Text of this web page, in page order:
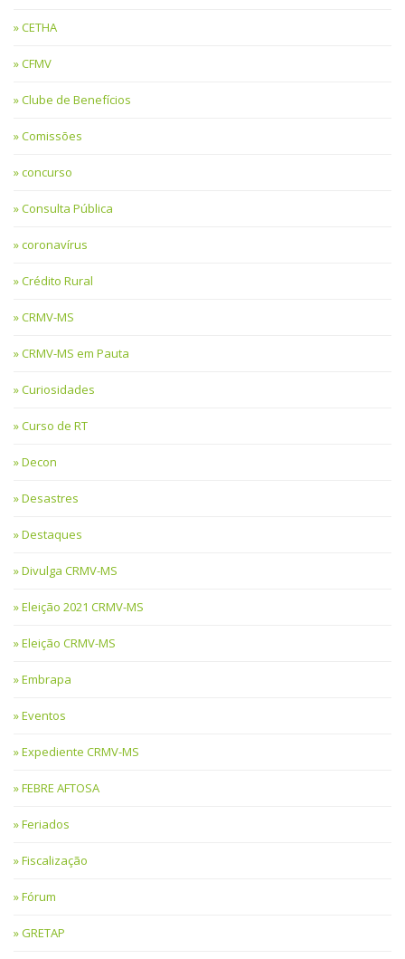
CETHA
CFMV
Clube de Benefícios
Comissões
concurso
Consulta Pública
coronavírus
Crédito Rural
CRMV-MS
CRMV-MS em Pauta
Curiosidades
Curso de RT
Decon
Desastres
Destaques
Divulga CRMV-MS
Eleição 2021 CRMV-MS
Eleição CRMV-MS
Embrapa
Eventos
Expediente CRMV-MS
FEBRE AFTOSA
Feriados
Fiscalização
Fórum
GRETAP